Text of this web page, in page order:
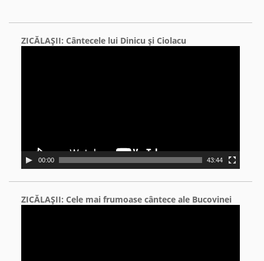
ZICĂLAŞII: Cântecele lui Dinicu şi Ciolacu
00:00 43:44
ZICĂLAŞII: Cele mai frumoase cântece ale Bucovinei